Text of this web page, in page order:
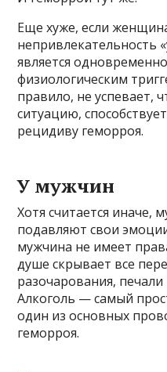
Еще хуже, если
непривлекательность
является
физиологическим
правило, не успевает,
ситуацию,
рецидиву геморроя.
У мужчин
Хотя считается иначе,
подавляют свои
мужчина не имеет
душе скрывает все
разочарования,
Алкоголь — самый
один из основных
геморроя.